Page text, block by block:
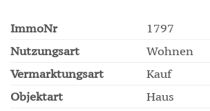
ImmoNr
1797
Nutzungsart
Wohnen
Vermarktungsart
Kauf
Objektart
Haus